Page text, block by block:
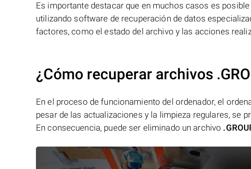
Es importante destacar que en muchos casos es
utilizando software de recuperación de datos
factores, como el estado del archivo y las acciones
¿Cómo recuperar archivos
En el proceso de funcionamiento del ordenador, el
pesar de las actualizaciones y la limpieza regulares, se
En consecuencia, puede ser eliminado un archivo